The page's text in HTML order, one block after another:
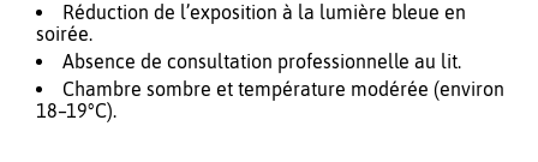
Réduction de l’exposition à la lumière bleue en
soirée.
Absence de consultation professionnelle au lit.
Chambre sombre et température modérée (environ
18–19°C).